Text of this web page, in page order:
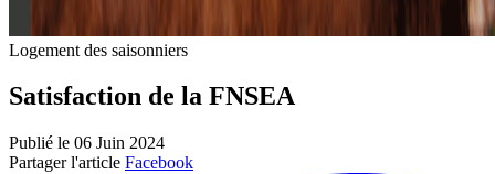
Logement des saisonniers
Satisfaction de la FNSEA
Publié le 06 Juin 2024
Partager l'article Facebook